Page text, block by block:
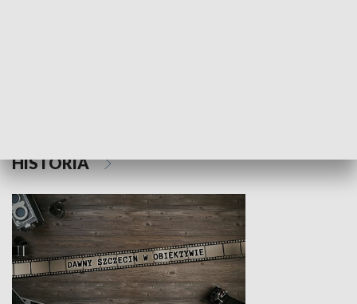
HISTORIA